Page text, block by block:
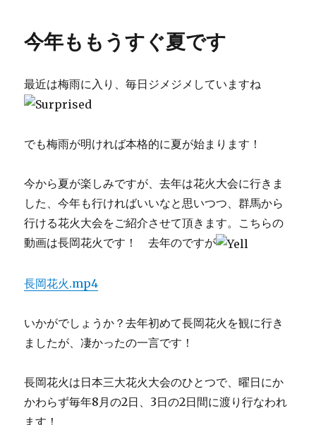
ー
今年ももうすぐ夏です
最近は梅雨に入り、毎日ジメジメしていますね
でも梅雨が明ければ本格的に夏が始まります！
今から夏が楽しみですが、去年は花火大会に行きま
した、今年も行ければいいなと思いつつ、群馬から
行ける花火大会をご紹介させて頂きます。こちらの
動画は長岡花火です！ 去年のですが
長岡花火.mp4
いかがでしょうか？去年初めて長岡花火を観に行き
ましたが、凄かったの一言です！
長岡花火は日本三大花火大会のひとつで、曜日にか
かわらず毎年8月の2日、3日の2日間に渡り行なわれ
ます！